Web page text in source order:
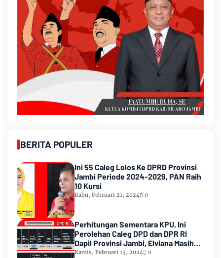
BERITA POPULER
Ini 55 Caleg Lolos Ke DPRD Provinsi
Jambi Periode 2024-2029, PAN Raih
10 Kursi
Rabu, Februari 21, 2024 0
Perhitungan Sementara KPU, Ini
Perolehan Caleg DPD dan DPR RI
Dapil Provinsi Jambi, Elviana Masih
Urutan Kedua Teratas
Kamis, Februari 15, 2024 0